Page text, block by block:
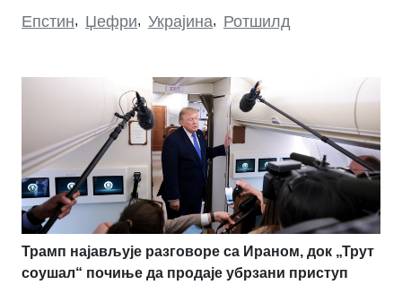
Епстин, Џефри, Украјина, Ротшилд
Трамп најављује разговоре са Ираном, док „Трут
соушал“ почиње да продаје убрзани приступ